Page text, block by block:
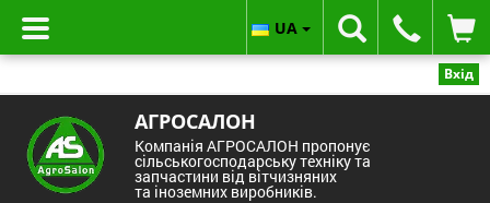
Вхід
АГРОСАЛОН
Компанія АГРОСАЛОН пропонує
сільськогосподарську техніку та
запчастини від вітчизняних
та іноземних виробників.
UA